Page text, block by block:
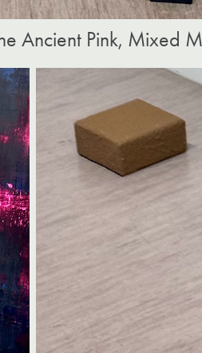
Ancient Pink, Mixed